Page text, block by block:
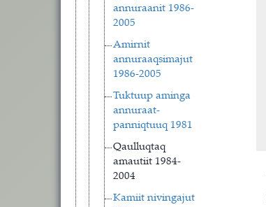
annuraanit 1986-
2005
Amirnit
annuraaqsimajut
1986-2005
Tuktuup aminga
annuraat-
panniqtuuq 1981
Qaulluqtaq
amautiit 1984-
2004
Kamiit nivingajut